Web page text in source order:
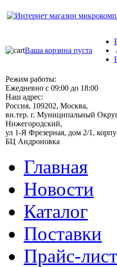
Ваша корзина пуста
Режим работы:
Ежедневно с 09:00 до 18:00
Наш адрес:
Россия, 109202, Москва,
вн.тер. г. Муниципальный
Нижегородский,
ул 1-Я Фрезерная, дом 2/1,
БЦ Андроновка
Главная
Новости
Каталог
Поставки
Прайс-лист